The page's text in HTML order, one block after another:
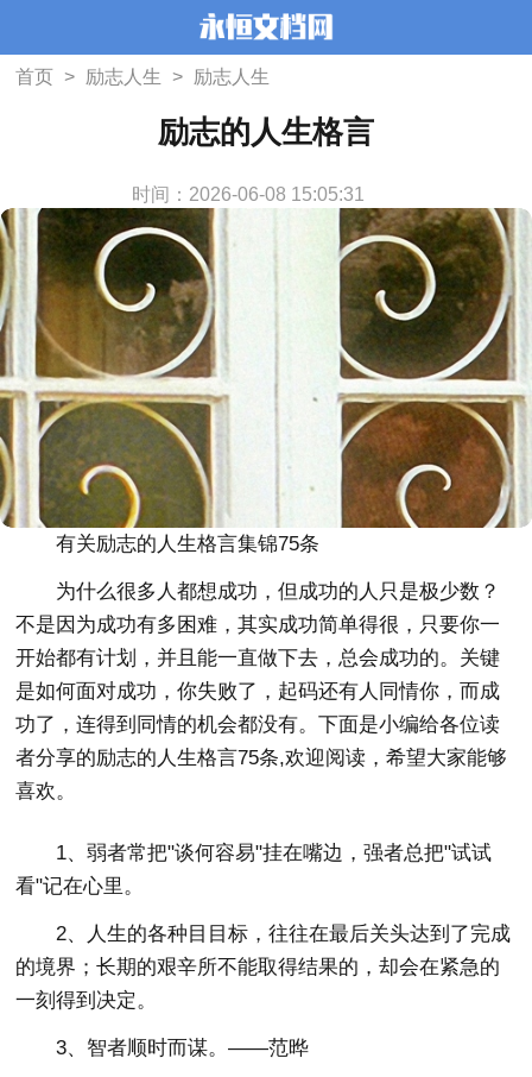
首页 > 励志人生 > 励志人生
励志的人生格言
时间：2026-06-08 15:05:31
有关励志的人生格言集锦75条
为什么很多人都想成功，但成功的人只是极少数？
不是因为成功有多困难，其实成功简单得很，只要你一
开始都有计划，并且能一直做下去，总会成功的。关键
是如何面对成功，你失败了，起码还有人同情你，而成
功了，连得到同情的机会都没有。下面是小编给各位读
者分享的励志的人生格言75条,欢迎阅读，希望大家能够
喜欢。
1、弱者常把"谈何容易"挂在嘴边，强者总把"试试
看"记在心里。
2、人生的各种目目标，往往在最后关头达到了完成
的境界；长期的艰辛所不能取得结果的，却会在紧急的
一刻得到决定。
3、智者顺时而谋。——范晔